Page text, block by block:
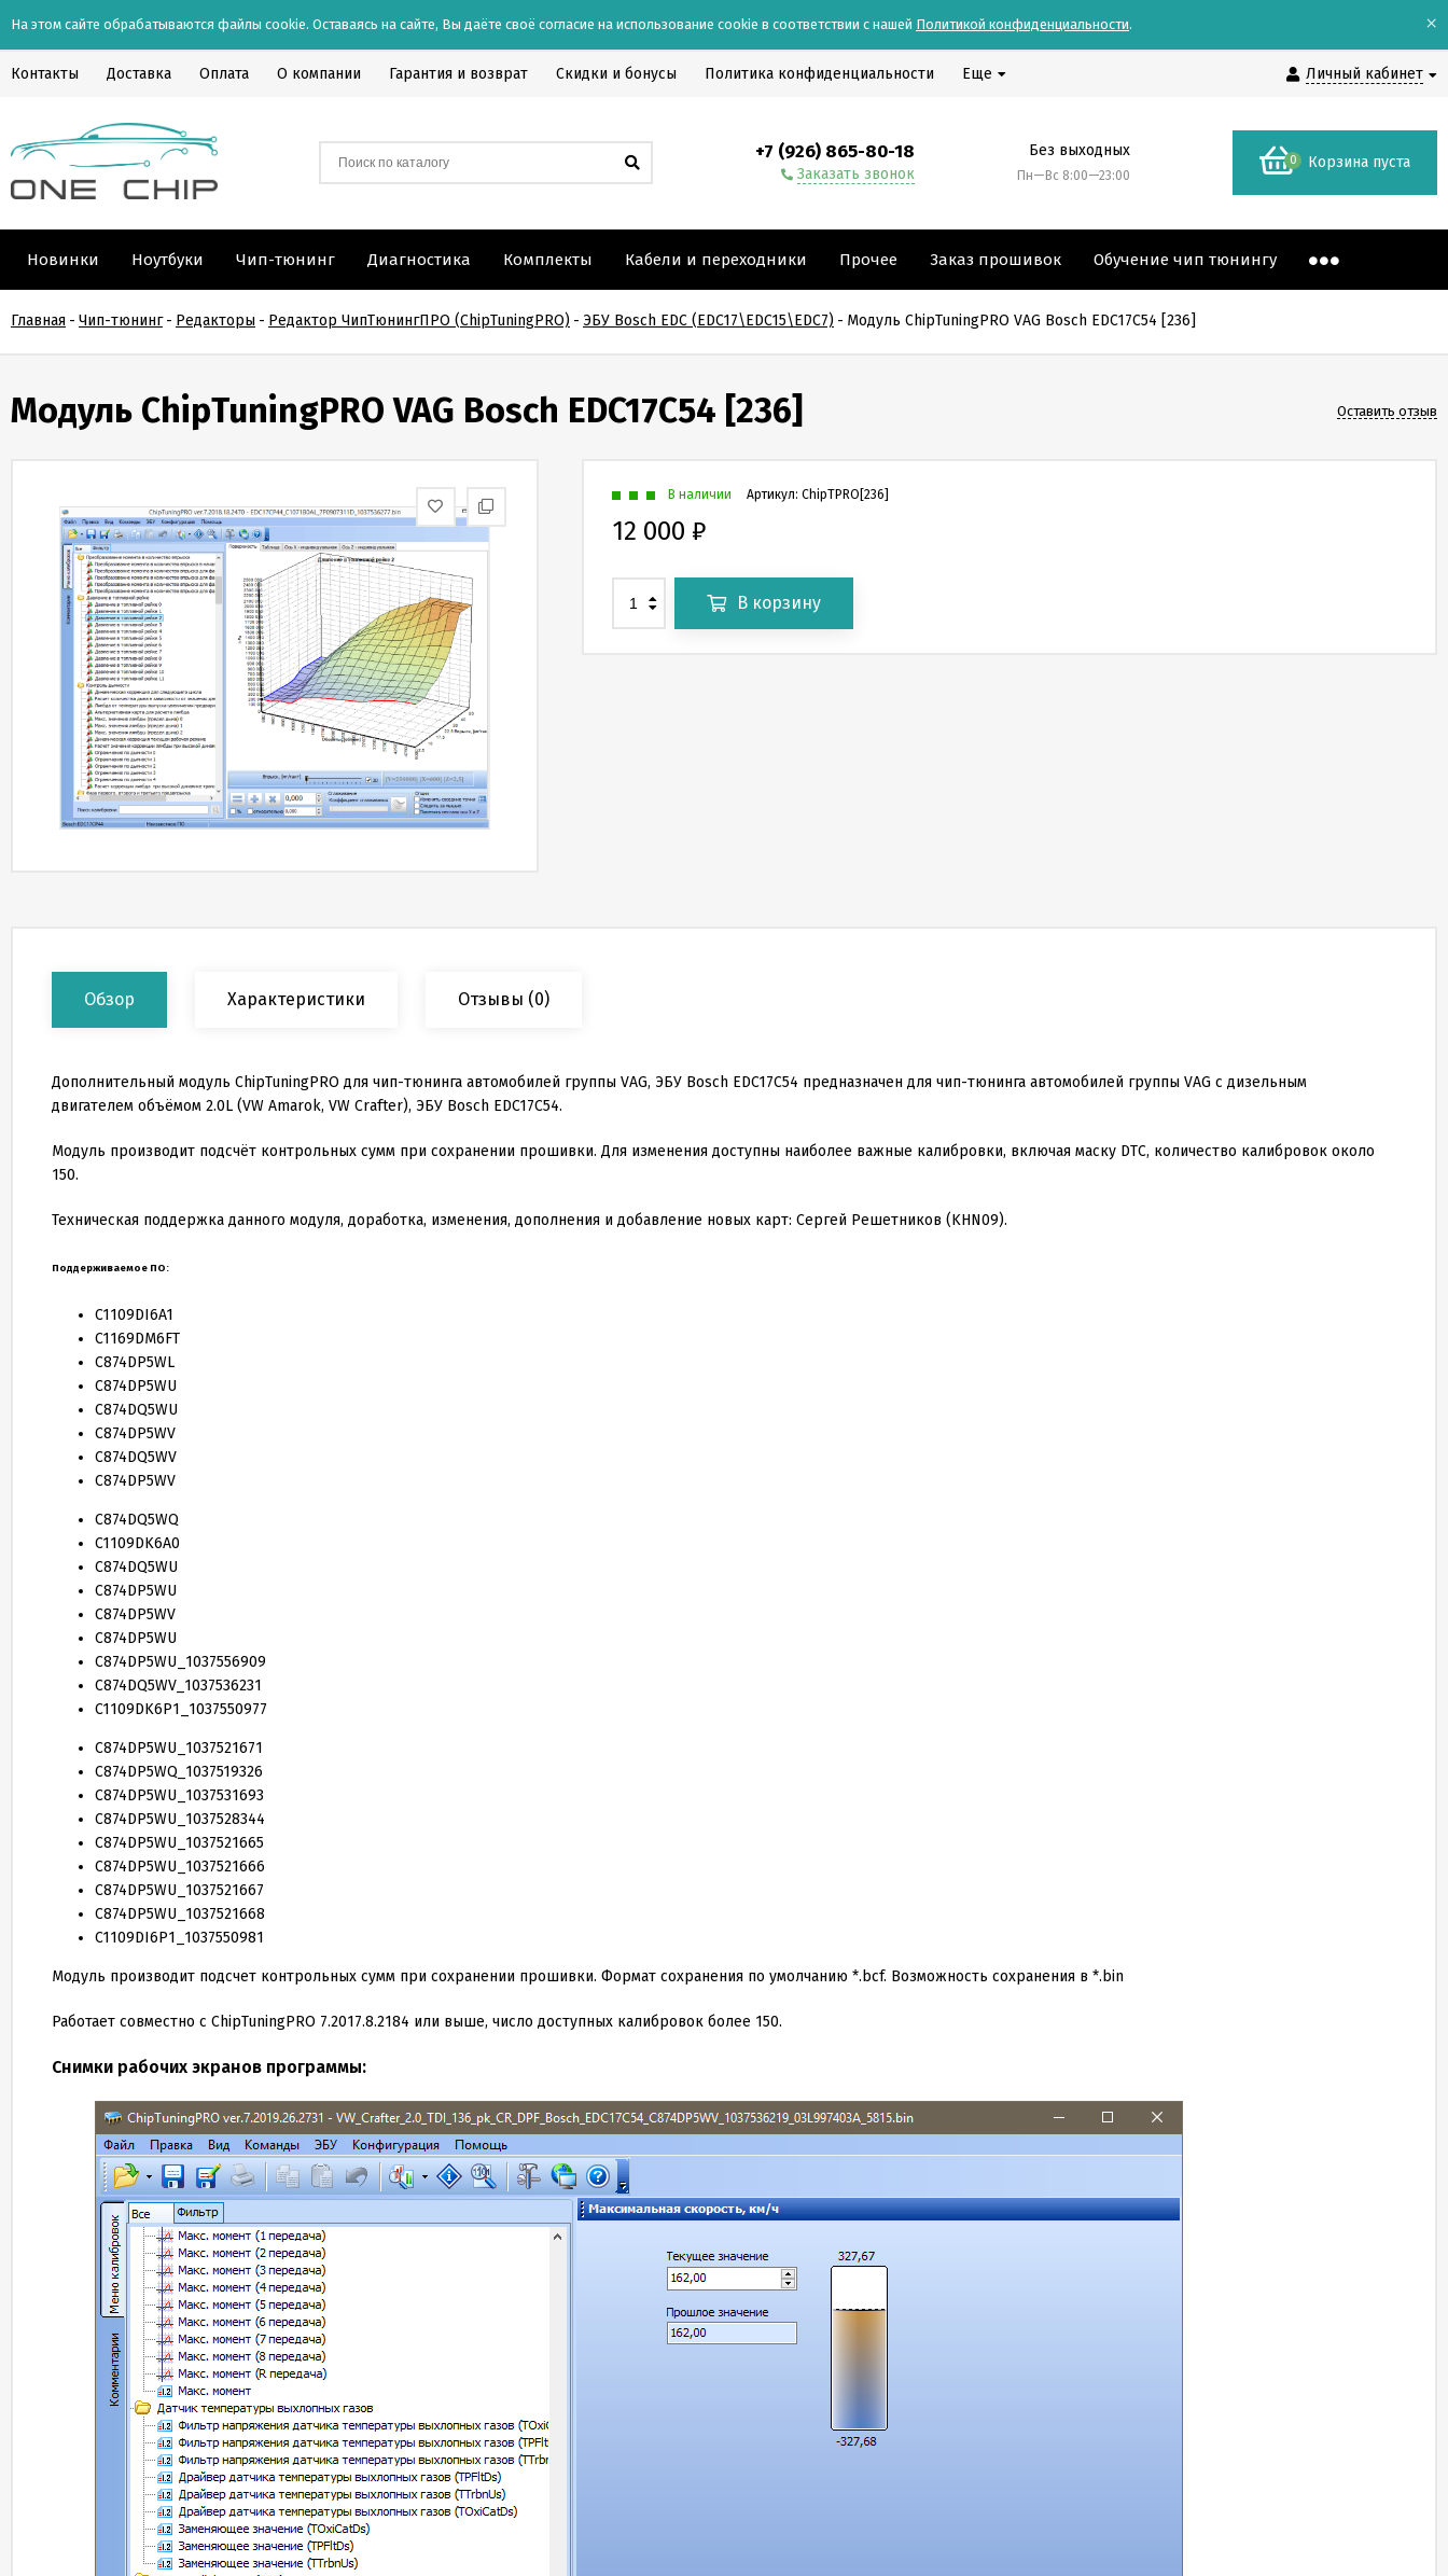
На этом сайте обрабатываются файлы cookie. Оставаясь на сайте, Вы даёте своё согласие на использование cookie в соответствии с нашей Политикой конфиденциальности. ×
Личный кабинет
Контакты Доставка Оплата О компании Гарантия и возврат Скидки и бонусы Политика конфиденциальности Еще
+7 (926) 865-80-18
Заказать звонок
Без выходных
Пн—Вс 8:00—23:00
0 Корзина пуста
Новинки Ноутбуки Чип-тюнинг Диагностика Комплекты Кабели и переходники Прочее Заказ прошивок Обучение чип тюнингу
Главная - Чип-тюнинг - Редакторы - Редактор ЧипТюнингПРО (ChipTuningPRO) - ЭБУ Bosch EDC (EDC17\EDC15\EDC7) - Модуль ChipTuningPRO VAG Bosch EDC17C54 [236]
Модуль ChipTuningPRO VAG Bosch EDC17C54 [236] Оставить отзыв
Артикул: ChipTPRO[236]
В наличии
12 000 ₽
В корзину
Обзор Характеристики Отзывы (0)
Дополнительный модуль ChipTuningPRO для чип-тюнинга автомобилей группы VAG, ЭБУ Bosch EDC17C54 предназначен для чип-тюнинга автомобилей группы VAG с дизельным
двигателем объёмом 2.0L (VW Amarok, VW Crafter), ЭБУ Bosch EDC17C54.
Модуль производит подсчёт контрольных сумм при сохранении прошивки. Для изменения доступны наиболее важные калибровки, включая маску DTC, количество калибровок около
150.
Техническая поддержка данного модуля, доработка, изменения, дополнения и добавление новых карт: Сергей Решетников (KHN09).
Поддерживаемое ПО:
C1109DI6A1
C1169DM6FT
C874DP5WL
C874DP5WU
C874DQ5WU
C874DP5WV
C874DQ5WV
C874DP5WV
C874DQ5WQ
C1109DK6A0
C874DQ5WU
C874DP5WU
C874DP5WV
C874DP5WU
C874DP5WU_ 1037556909
C874DQ5WV_ 1037536231
C1109DK6P1 1037550977
C874DP5WU_ 1037521671
C874DP5WQ_ 1037519326
C874DP5WU_ 1037531693
C874DP5WU_ 1037528344
C874DP5WU_ 1037521665
C874DP5WU_ 1037521666
C874DP5WU_ 1037521667
C874DP5WU_ 1037521668
C1109DI6P1 1037550981
Модуль производит подсчет контрольных сумм при сохранении прошивки. Формат сохранения по умолчанию *.bcf. Возможность сохранения в *.bin
Работает совместно с ChipTuningPRO 7.2017.8.2184 или выше, число доступных калибровок более 150.
Cнимки рабочих экранов программы: